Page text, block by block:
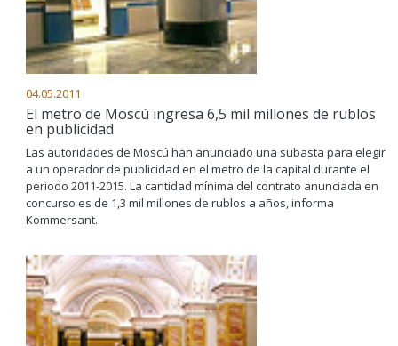
04.05.2011
El metro de Moscú ingresa 6,5 mil millones de rublos
en publicidad
Las autoridades de Moscú han anunciado una subasta para elegir
a un operador de publicidad en el metro de la capital durante el
periodo 2011-2015. La cantidad mínima del contrato anunciada en
concurso es de 1,3 mil millones de rublos a años, informa
Kommersant.